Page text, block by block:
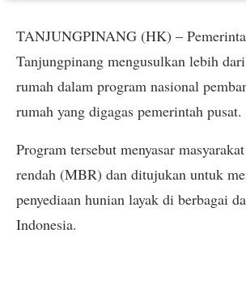
TANJUNGPINANG (HK) –
Tanjungpinang mengusulkan lebih
rumah dalam program nasional
rumah yang digagas pemerintah pusat.
Program tersebut menyasar
rendah (MBR) dan ditujukan untuk
penyediaan hunian layak di berbagai
Indonesia.